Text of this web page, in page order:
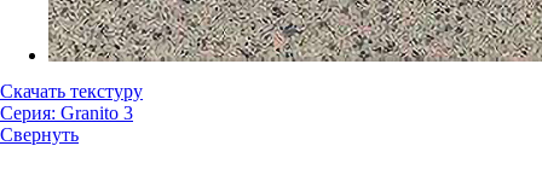
Скачать текстуру
Серия: Granito 3
Свернуть